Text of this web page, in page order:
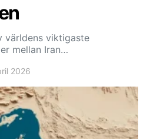
världens viktigaste
mellan Iran…
2026